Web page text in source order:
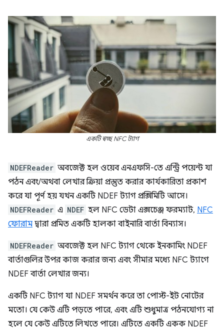
একটি স্বচ্ছ NFC ট্যাগ
NDEFReader অবজেক্ট হল ওয়েব এনএফসি-তে এন্ট্রি পয়েন্ট যা
পঠন এবং/অথবা লেখার ক্রিয়া প্রস্তুত করার কার্যকারিতা প্রকাশ
করে যা পূর্ণ হয় যখন একটি NDEF ট্যাগ প্রক্সিমিটি আসে।
NDEFReader এ NDEF হল NFC ডেটা এক্সচেঞ্জ ফরম্যাট, NFC
ফোরাম দ্বারা প্রমিত একটি হালকা বাইনারি বার্তা বিন্যাস।
NDEFReader অবজেক্ট হল NFC ট্যাগ থেকে ইনকামিং NDEF
বার্তাগুলির উপর কাজ করার জন্য এবং সীমার মধ্যে NFC ট্যাগে
NDEF বার্তা লেখার জন্য।
একটি NFC ট্যাগ যা NDEF সমর্থন করে তা পোস্ট-ইট নোটের
মতো। যে কেউ এটি পড়তে পারে, এবং এটি শুধুমাত্র পঠনযোগ্য না
হলে যে কেউ এটিতে লিখতে পারে। এটিতে একটি একক NDEF